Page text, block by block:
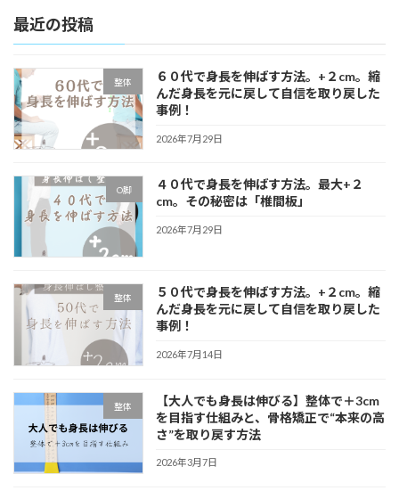
最近の投稿
整体
６０代で身長を伸ばす方法。+２cm。縮
んだ身長を元に戻して自信を取り戻した
事例！
2026年7月29日
O脚
４０代で身長を伸ばす方法。最大+２
cm。その秘密は「椎間板」
2026年7月29日
整体
５０代で身長を伸ばす方法。+２cm。縮
んだ身長を元に戻して自信を取り戻した
事例！
2026年7月14日
整体
【大人でも身長は伸びる】整体で＋3cm
を目指す仕組みと、骨格矯正で“本来の高
さ”を取り戻す方法
2026年3月7日